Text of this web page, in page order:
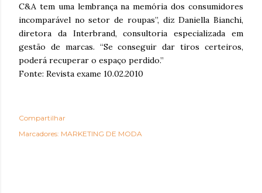
C&A tem uma lembrança na memória dos consumidores
incomparável no setor de roupas”, diz Daniella Bianchi,
diretora da Interbrand, consultoria especializada em
gestão de marcas. “Se conseguir dar tiros certeiros,
poderá recuperar o espaço perdido.”
Fonte: Revista exame 10.02.2010
Compartilhar
Marcadores: MARKETING DE MODA